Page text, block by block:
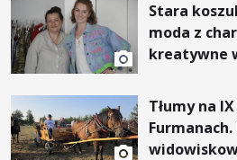
Stara
moda z
kreatywne
Tłumy na
Furmanach.